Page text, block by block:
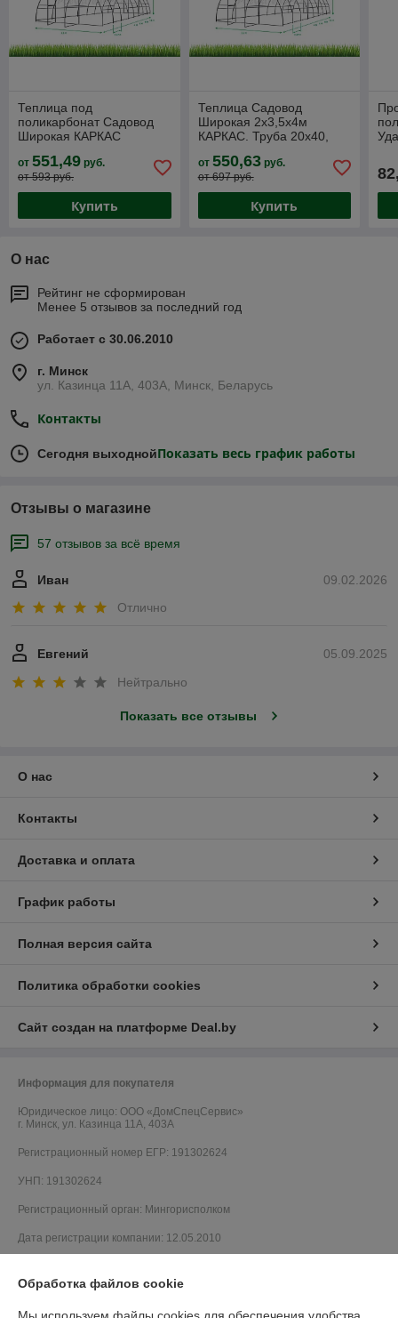
Теплица под
поликарбонат Садовод
Широкая КАРКАС
расстояние между дугами
0,67 метра
от 551,49 руб.
от 593 руб.
Купить
Теплица Садовод
Широкая 2х3,5х4м
КАРКАС. Труба 20х40,
0,67 метра
от 550,63руб.
от 697 руб.
Купить
О нас
Рейтинг не сформирован
Менее 5 отзывов за последний год
Работает с 30.06.2010
г. Минск
ул. Казинца 11А, 403А, Минск, Беларусь
Контакты
Сегодня выходнойПоказать весь график работы
Отзывы о магазине
57 отзывов за всё время
09.02.2026
Иван
Отлично
05.09.2025
Евгений
Нейтрально
Показать все отзывы
О нас
Контакты
Доставка и оплата
График работы
Полная версия сайта
Политика обработки cookies
Сайт создан на платформе Deal.by
Информация для покупателя
Юридическое лицо: ООО «ДомCпецCервис»
г. Минск, ул. Казинца 11А, 403А
Регистрационный номер ЕГР: 191302624
УНП: 191302624
Регистрационный орган: Мингорисполком
Дата регистрации компании: 12.05.2010
Ссылка на свидетельство/лицензию
Обработка файлов cookie